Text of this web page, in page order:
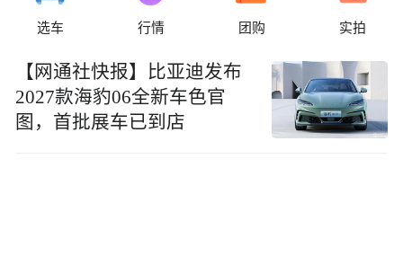
选车 行情 团购 实拍
【网通社快报】比亚迪发布
2027款海豹06全新车色官
图，首批展车已到店